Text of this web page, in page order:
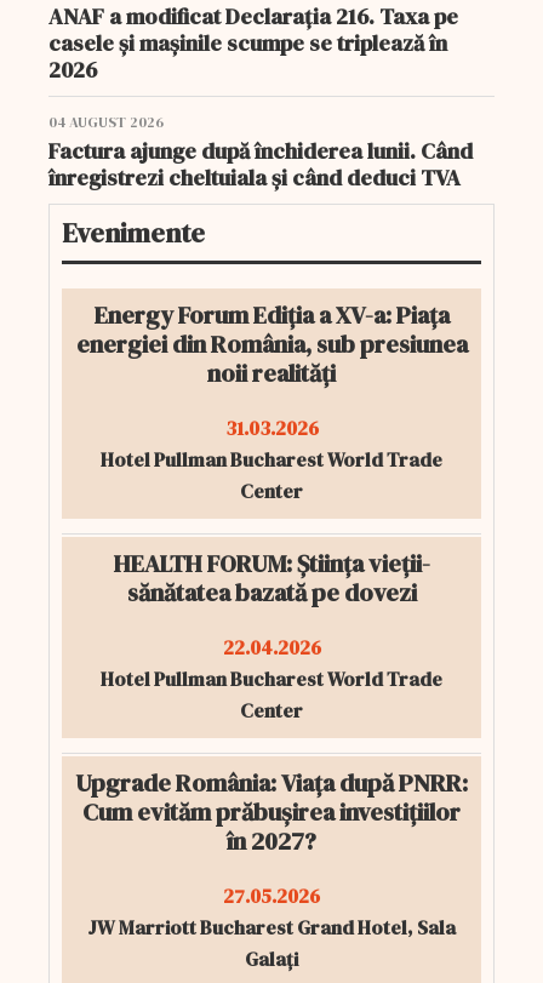
ANAF a modificat Declarația 216. Taxa pe
casele și mașinile scumpe se triplează în
2026
04 AUGUST 2026
Factura ajunge după închiderea lunii. Când
înregistrezi cheltuiala și când deduci TVA
Evenimente
Energy Forum Ediția a XV-a: Piața
energiei din România, sub presiunea
noii realități
31.03.2026
Hotel Pullman Bucharest World Trade
Center
HEALTH FORUM: Știința vieții-
sănătatea bazată pe dovezi
22.04.2026
Hotel Pullman Bucharest World Trade
Center
Upgrade România: Viața după PNRR:
Cum evităm prăbușirea investițiilor
în 2027?
27.05.2026
JW Marriott Bucharest Grand Hotel, Sala
Galați